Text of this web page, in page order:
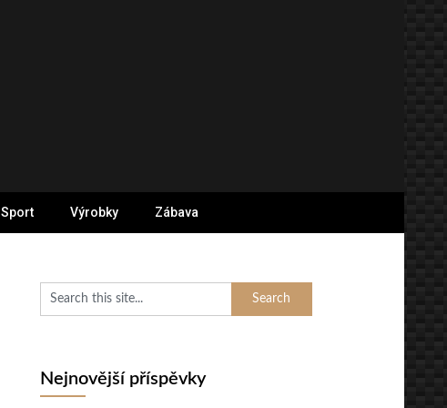
Sport Výrobky Zábava
Nejnovější příspěvky